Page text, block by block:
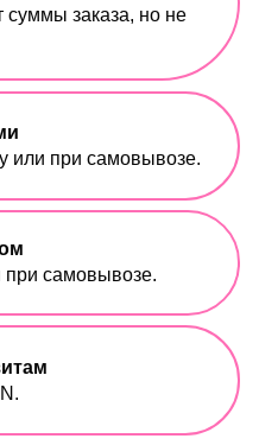
суммы заказа, но не
или при самовывозе.
при самовывозе.